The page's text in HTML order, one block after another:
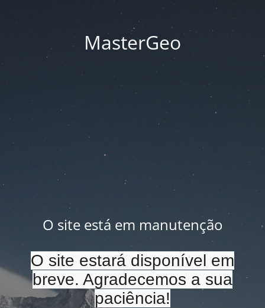
MasterGeo
O site está em manutenção
O site estará disponível em
breve. Agradecemos a sua
paciência!